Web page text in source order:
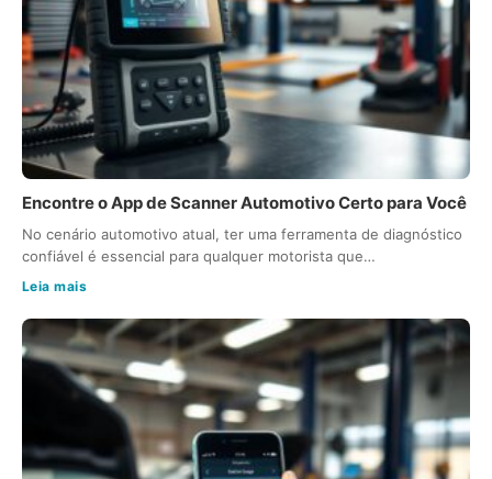
Encontre o App de Scanner Automotivo Certo para Você
No cenário automotivo atual, ter uma ferramenta de diagnóstico
confiável é essencial para qualquer motorista que…
Leia mais